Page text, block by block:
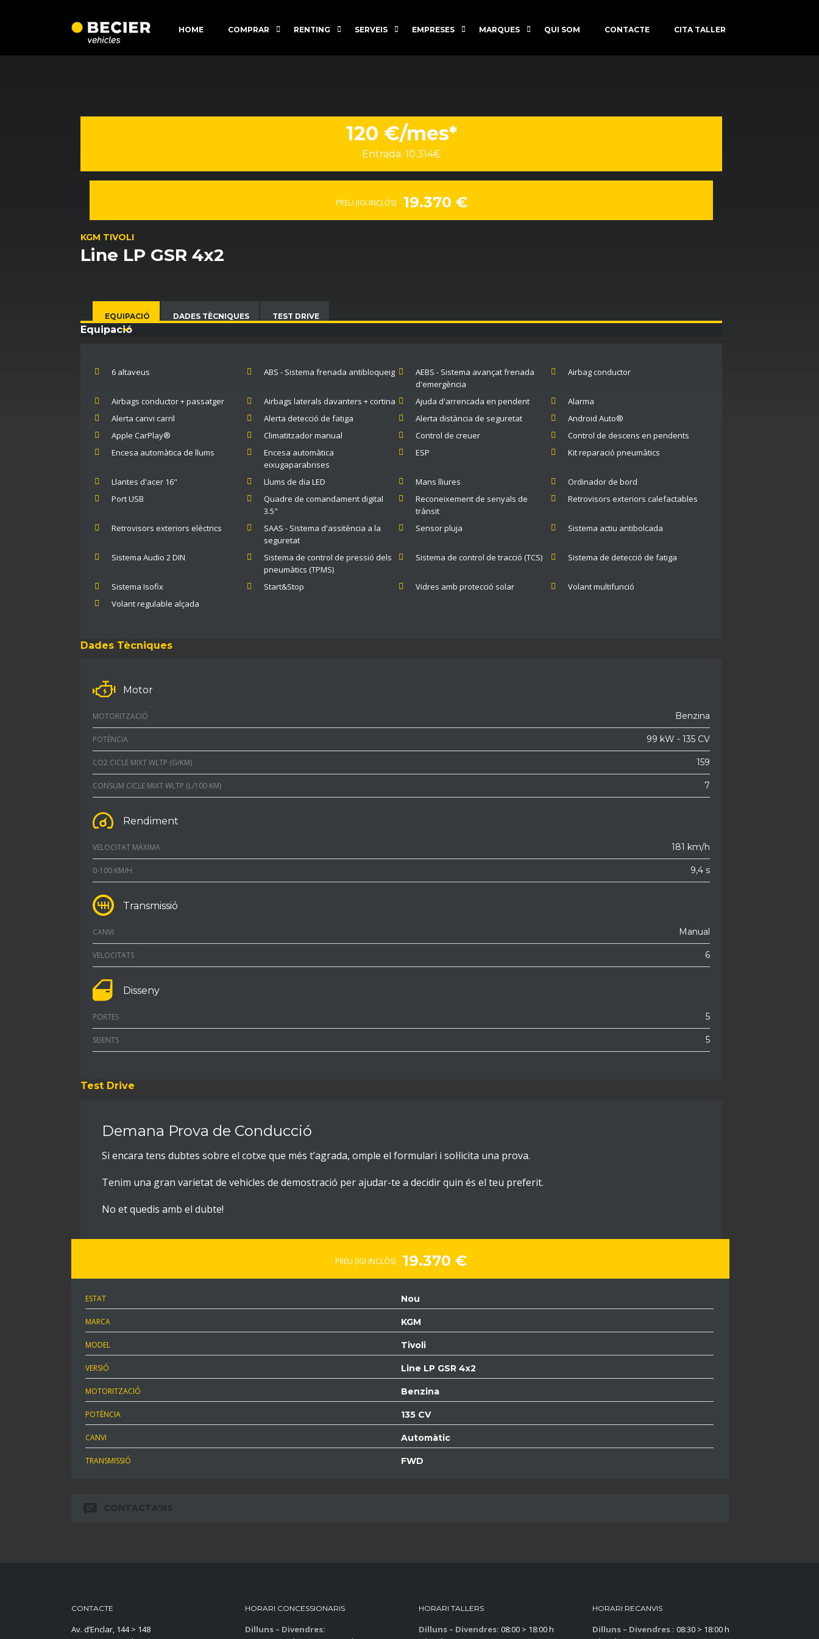
HOME COMPRAR RENTING SERVEIS EMPRESES MARQUES QUI SOM CONTACTE CITA TALLER
120 €/mes*
Entrada: 10.314€
PREU (IGI INCLÒS) 19.370 €
KGM TIVOLI
Line LP GSR 4x2
EQUIPACIÓ DADES TÈCNIQUES TEST DRIVE
Equipació
6 altaveus ABS - Sistema frenada antibloqueig
AEBS - Sistema avançat frenada
d'emergència
Airbag conductor
Airbags conductor + passatger Airbags laterals davanters + cortina Ajuda d'arrencada en pendent
Alarma
Alerta canvi carril
Alerta detecció de fatiga Alerta distància de seguretat
Android Auto®
Apple CarPlay®
Climatitzador manual Control de creuer
Control de descens en pendents
Encesa automàtica de llums
Encesa automàtica
eixugaparabrises
ESP Kit reparació pneumàtics
Llantes d'acer 16" Llums de dia LED Mans lliures
Ordinador de bord
Port USB
Quadre de comandament digital
3.5"
Reconeixement de senyals de
trànsit
Retrovisors exteriors calefactables
Retrovisors exteriors elèctrics
SAAS - Sistema d'assitència a la
seguretat
Sensor pluja Sistema actiu antibolcada
Sistema Audio 2 DIN
Sistema de control de pressió dels
pneumàtics (TPMS)
Sistema de control de tracció (TCS) Sistema de detecció de fatiga
Sistema Isofix Start&Stop Vidres amb protecció solar
Volant multifunció
Volant regulable alçada
Dades Tècniques
Motor
MOTORITZACIÓ Benzina
POTÈNCIA 99 kW - 135 CV
CO2 CICLE MIXT WLTP (G/KM) 159
CONSUM CICLE MIXT WLTP (L/100 KM) 7
Rendiment
VELOCITAT MÀXIMA 181 km/h
0-100 KM/H 9,4 s
Transmissió
CANVI Manual
VELOCITATS 6
Disseny
PORTES 5
SEIENTS 5
Test Drive
Demana Prova de Conducció
Si encara tens dubtes sobre el cotxe que més t’agrada, omple el formulari i sol·licita una prova.
Tenim una gran varietat de vehicles de demostració per ajudar-te a decidir quin és el teu preferit.
No et quedis amb el dubte!
PREU (IGI INCLÒS) 19.370 €
ESTAT Nou
MARCA KGM
MODEL Tivoli
VERSIÓ Line LP GSR 4x2
MOTORITZACIÓ Benzina
POTÈNCIA 135 CV
CANVI Automàtic
TRANSMISSIÓ FWD
CONTACTA'NS
CONTACTE
Av. d’Enclar, 144 > 148
HORARI CONCESSIONARIS
Dilluns – Divendres:
HORARI TALLERS
Dilluns – Divendres: 08:00 > 18:00 h
HORARI RECANVIS
Dilluns – Divendres : 08:30 > 18:00 h